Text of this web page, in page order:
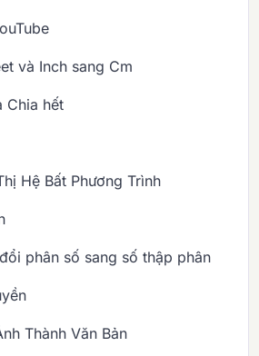
và Inch sang Cm
Chia hết
Hệ Bất Phương Trình
phân số sang số thập phân
Thành Văn Bản